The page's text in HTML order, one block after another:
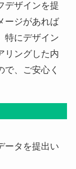
デザインを提
ージがあれば
特にデザイン
リングした内
、ご安心く
ータを提出い